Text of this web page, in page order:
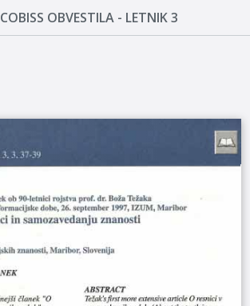
COBISS OBVESTILA - LETNIK 3